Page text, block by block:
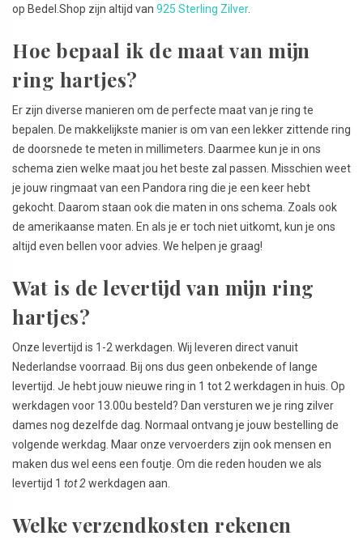
op Bedel.Shop zijn altijd van 925 Sterling Zilver.
Hoe bepaal ik de maat van mijn
ring hartjes?
Er zijn diverse manieren om de perfecte maat van je ring te
bepalen. De makkelijkste manier is om van een lekker zittende ring
de doorsnede te meten in millimeters. Daarmee kun je in ons
schema zien welke maat jou het beste zal passen. Misschien weet
je jouw ringmaat van een Pandora ring die je een keer hebt
gekocht. Daarom staan ook die maten in ons schema. Zoals ook
de amerikaanse maten. En als je er toch niet uitkomt, kun je ons
altijd even bellen voor advies. We helpen je graag!
Wat is de levertijd van mijn ring
hartjes?
Onze levertijd is 1-2 werkdagen. Wij leveren direct vanuit
Nederlandse voorraad. Bij ons dus geen onbekende of lange
levertijd. Je hebt jouw nieuwe ring in 1 tot 2 werkdagen in huis. Op
werkdagen voor 13.00u besteld? Dan versturen we je ring zilver
dames nog dezelfde dag. Normaal ontvang je jouw bestelling de
volgende werkdag. Maar onze vervoerders zijn ook mensen en
maken dus wel eens een foutje. Om die reden houden we als
levertijd 1 tot 2werkdagen aan.
Welke verzendkosten rekenen